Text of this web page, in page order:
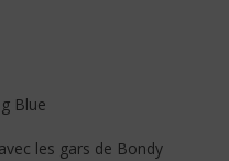
Blue
les gars de Bondy